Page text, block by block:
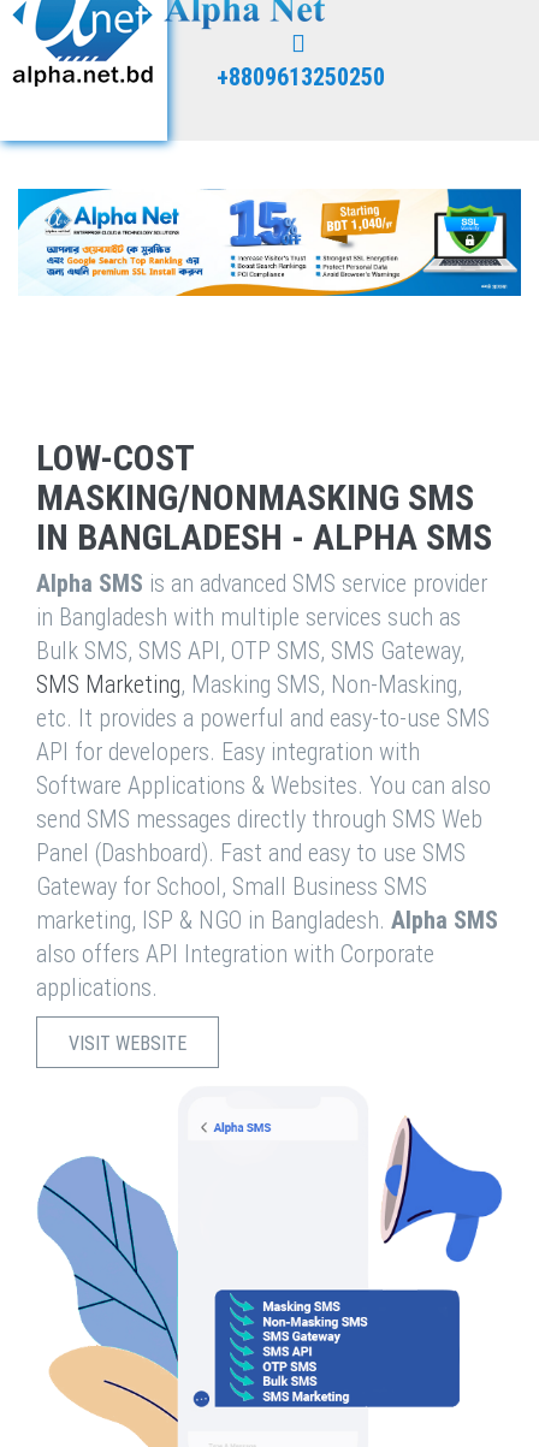
+8809613250250
LOW-COST
MASKING/NONMASKING SMS
IN BANGLADESH - ALPHA SMS
Alpha SMS is an advanced SMS service provider
in Bangladesh with multiple services such as
Bulk SMS, SMS API, OTP SMS, SMS Gateway,
SMS Marketing, Masking SMS, Non-Masking,
etc. It provides a powerful and easy-to-use SMS
API for developers. Easy integration with
Software Applications & Websites. You can also
send SMS messages directly through SMS Web
Panel (Dashboard). Fast and easy to use SMS
Gateway for School, Small Business SMS
marketing, ISP & NGO in Bangladesh. Alpha SMS
also offers API Integration with Corporate
applications.
VISIT WEBSITE